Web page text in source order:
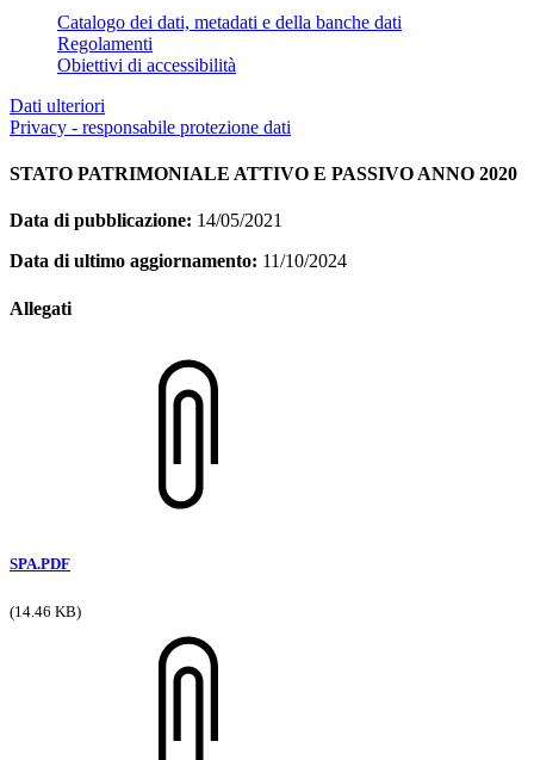
Catalogo dei dati, metadati e della banche dati
Regolamenti
Obiettivi di accessibilità
Dati ulteriori
Privacy - responsabile protezione dati
STATO PATRIMONIALE ATTIVO E PASSIVO ANNO 2020
Data di pubblicazione: 14/05/2021
Data di ultimo aggiornamento: 11/10/2024
Allegati
SPA.PDF
(14.46 KB)